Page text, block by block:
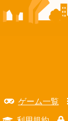
ゲーム一覧